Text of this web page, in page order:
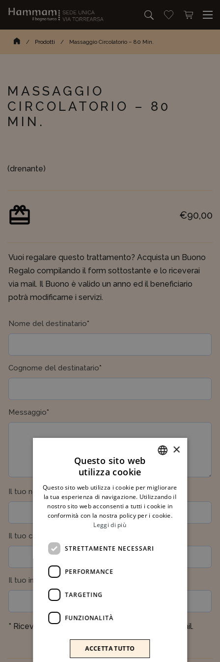
Cerca…
Homepage
/ Prodotti / Massaggio Circolatorio – 80 Min.
MASSAGGIO
CIRCOLATORIO – 80
MIN.
(drenante)
€90,00
Vuoi regalare questo trattamento? Acquista un Buono
Regalo compilando il form sottostante e lo riceverai
via mail. Il Buono è valido un anno ed il beneficiario
potrà modificarne i servizi.
Nome del destinatario*
Cognome del destinatario*
Messaggio*
Il tuo nome*(required)
Il tuo cognome
Il tuo indirizzo email
* Riceverai il buono regalo a questo indirizzo email.
ENGLISH
×
Questo sito web
utilizza cookie
Questo sito web utilizza i cookie per migliorare
la tua esperienza di navigazione. Utilizzando il
nostro sito web acconsenti a tutti i cookie in
conformità con la nostra policy per i cookie.
Leggi di più
STRETTAMENTE NECESSARI
PERFORMANCE
TARGETING
FUNZIONALITÀ
ACCETTA TUTTO